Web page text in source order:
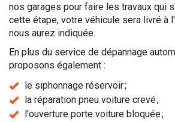
nos garages pour faire les travaux qui
cette étape, votre véhicule sera livré à
nous aurez indiquée.
En plus du service de dépannage
proposons également :
le siphonnage réservoir ;
la réparation pneu voiture crevé ;
l'ouverture porte voiture bloquée ;